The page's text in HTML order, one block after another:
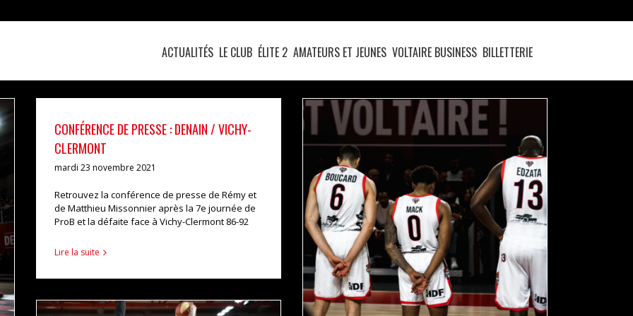
ACTUALITÉS LE CLUB ÉLITE 2 AMATEURS ET JEUNES VOLTAIRE BUSINESS BILLETTERIE
CONFÉRENCE DE PRESSE : DENAIN / VICHY-
CLERMONT
mardi 23 novembre 2021
Retrouvez la conférence de presse de Rémy et
de Matthieu Missonnier après la 7e journée de
ProB et la défaite face à Vichy-Clermont 86-92
Lire la suite MATCH PREVIEW : DENAIN / VICHY-CLERMONT
actualités pro b